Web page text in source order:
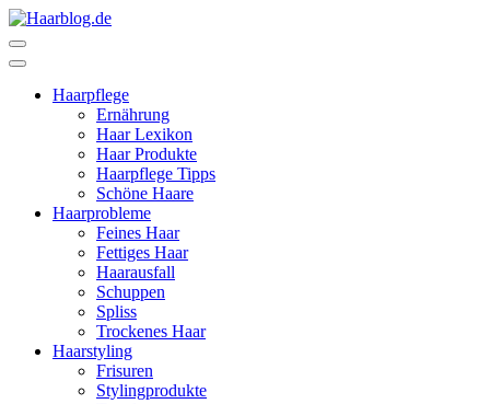
Zum
Inhalt
springen
drücken)Haarpflege
Ernährung
Haar Lexikon
Haar Produkte
Haarpflege Tipps
Schöne Haare
Haarprobleme
Feines Haar
Fettiges Haar
Haarausfall
Schuppen
Spliss
Trockenes Haar
Haarstyling
Frisuren
Stylingprodukte